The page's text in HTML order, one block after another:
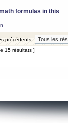
formulas in this
précédents:
15 résultats ]